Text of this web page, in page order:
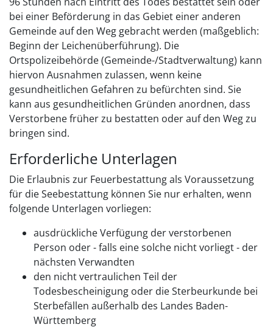
bei einer Beförderung in das Gebiet einer anderen
Gemeinde auf den Weg gebracht werden (maßgeblich:
Beginn der Leichenüberführung). Die
Ortspolizeibehörde (Gemeinde-/Stadtverwaltung) kann
hiervon Ausnahmen zulassen, wenn keine
gesundheitlichen Gefahren zu befürchten sind. Sie
kann aus gesundheitlichen Gründen anordnen, dass
Verstorbene früher zu bestatten oder auf den Weg zu
bringen sind.
Erforderliche Unterlagen
Die Erlaubnis zur Feuerbestattung als Voraussetzung
für die Seebestattung können Sie nur erhalten, wenn
folgende Unterlagen vorliegen:
ausdrückliche Verfügung der verstorbenen
Person oder - falls eine solche nicht vorliegt - der
nächsten Verwandten
den nicht vertraulichen Teil der
Todesbescheinigung oder die Sterbeurkunde bei
Sterbefällen außerhalb des Landes Baden-
Württemberg